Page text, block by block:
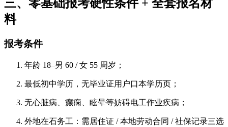
三、零基础报考硬性条件 + 全套报名材
料
报考条件
年龄 18–男 60 / 女 55 周岁；
最低初中学历，无毕业证用户口本学历页；
无心脏病、癫痫、眩晕等妨碍电工作业疾病；
外地在石务工：需居住证 / 本地劳动合同 / 社保记录三选